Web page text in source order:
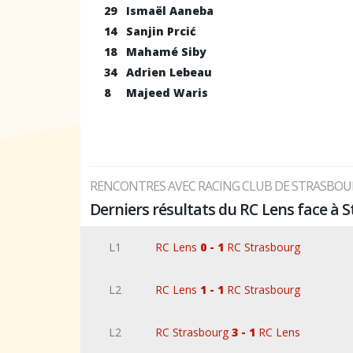
29
Ismaël Aaneba
14
Sanjin Prcić
18
Mahamé Siby
34
Adrien Lebeau
8
Majeed Waris
RENCONTRES AVEC RACING CLUB DE
Derniers résultats du RC Lens face à
L1 RC Lens 0 - 1 RC Strasbourg
L2 RC Lens 1 - 1 RC Strasbourg
L2 RC Strasbourg3 - 1 RC Lens